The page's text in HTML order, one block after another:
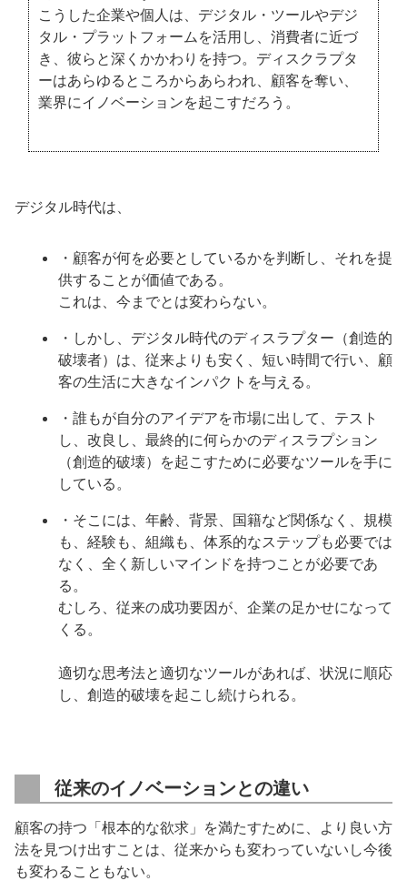
こうした企業や個人は、デジタル・ツールやデジ
タル・プラットフォームを活用し、消費者に近づ
き、彼らと深くかかわりを持つ。ディスクラプタ
ーはあらゆるところからあらわれ、顧客を奪い、
業界にイノベーションを起こすだろう。
デジタル時代は、
・顧客が何を必要としているかを判断し、それを提
供することが価値である。
これは、今までとは変わらない。
・しかし、デジタル時代のディスラプター（創造的
破壊者）は、従来よりも安く、短い時間で行い、顧
客の生活に大きなインパクトを与える。
・誰もが自分のアイデアを市場に出して、テスト
し、改良し、最終的に何らかのディスラプション
（創造的破壊）を起こすために必要なツールを手に
している。
・そこには、年齢、背景、国籍など関係なく、規模
も、経験も、組織も、体系的なステップも必要では
なく、全く新しいマインドを持つことが必要であ
る。
むしろ、従来の成功要因が、企業の足かせになって
くる。
適切な思考法と適切なツールがあれば、状況に順応
し、創造的破壊を起こし続けられる。
従来のイノベーションとの違い
顧客の持つ「根本的な欲求」を満たすために、より良い方
法を見つけ出すことは、従来からも変わっていないし今後
も変わることもない。